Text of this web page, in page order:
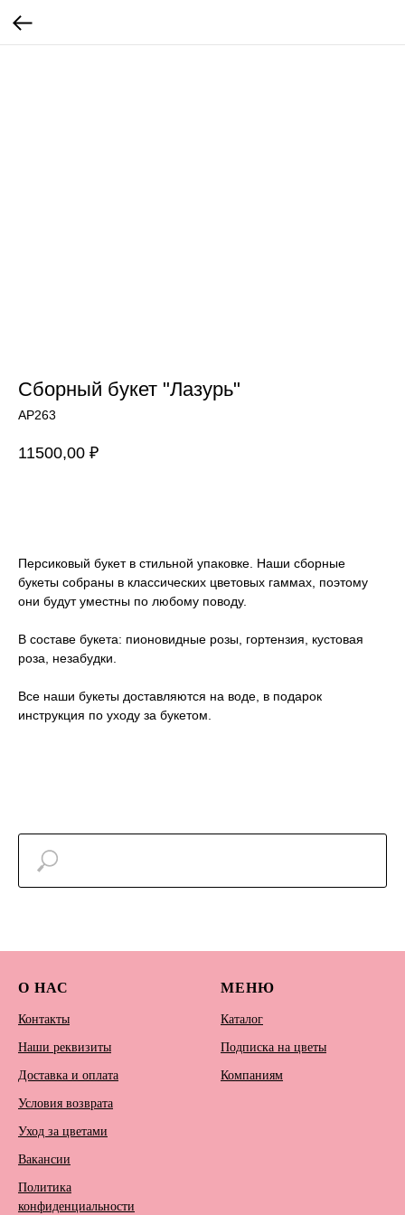
Сборный букет "Лазурь"
АР263
11500,00 ₽
Персиковый букет в стильной упаковке. Наши сборные
букеты собраны в классических цветовых гаммах, поэтому
они будут уместны по любому поводу.
В составе букета: пионовидные розы, гортензия, кустовая
роза, незабудки.
Все наши букеты доставляются на воде, в подарок
инструкция по уходу за букетом.
О НАС
Контакты
Наши реквизиты
Доставка и оплата
Условия возврата
Уход за цветами
Вакансии
Политика
конфиденциальности
МЕНЮ
Каталог
Подписка на цветы
Компаниям